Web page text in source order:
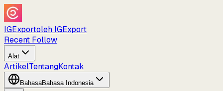
IGExportoleh IGExport
Recent Follow
Alat
ArtikelTentangKontak
BahasaBahasa Indonesia